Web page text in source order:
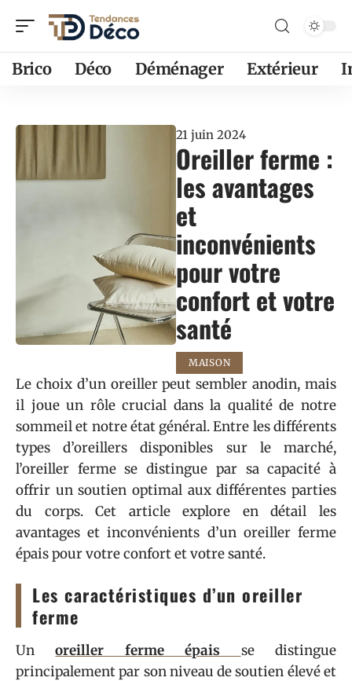
Brico Déco Déménager Extérieur
21 juin 2024
Oreiller ferme :
les avantages
et
inconvénients
pour votre
confort et votre
santé
MAISON
Le choix d’un oreiller peut sembler anodin, mais
il joue un rôle crucial dans la qualité de notre
sommeil et notre état général. Entre les différents
types d’oreillers disponibles sur le marché,
l’oreiller ferme se distingue par sa capacité à
offrir un soutien optimal aux différentes parties
du corps. Cet article explore en détail les
avantages et inconvénients d’un oreiller ferme
épais pour votre confort et votre santé.
Les caractéristiques d’un oreiller
ferme
Unoreiller ferme épais se distingue
principalement par son niveau de soutien élevé et